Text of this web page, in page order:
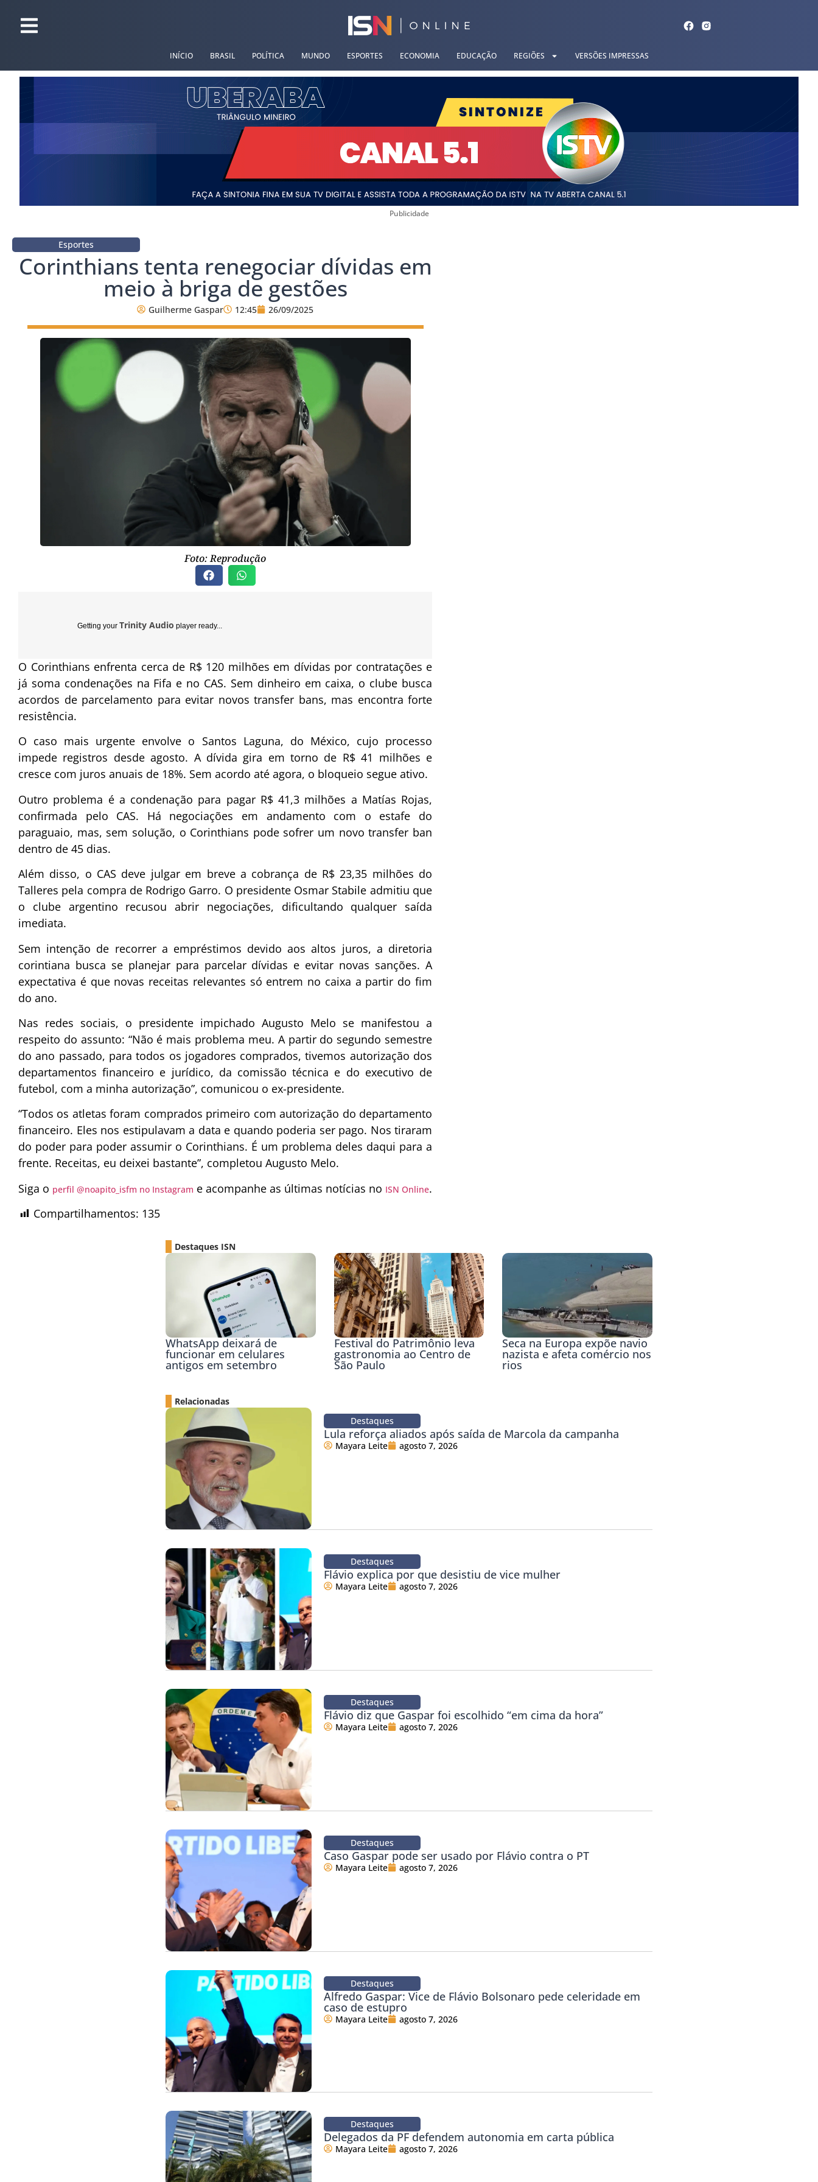
INÍCIO BRASIL POLÍTICA MUNDO ESPORTES ECONOMIA EDUCAÇÃO REGIÕES VERSÕES IMPRESSAS
Publicidade
Esportes
Corinthians tenta renegociar dívidas em
meio à briga de gestões
Guilherme Gaspar 12:45 26/09/2025
Foto: Reprodução
Getting your Trinity Audio player ready...
O Corinthians enfrenta cerca de R$ 120 milhões em dívidas por contratações e
já soma condenações na Fifa e no CAS. Sem dinheiro em caixa, o clube busca
acordos de parcelamento para evitar novos transfer bans, mas encontra forte
resistência.
O caso mais urgente envolve o Santos Laguna, do México, cujo processo
impede registros desde agosto. A dívida gira em torno de R$ 41 milhões e
cresce com juros anuais de 18%. Sem acordo até agora, o bloqueio segue ativo.
Outro problema é a condenação para pagar R$ 41,3 milhões a Matías Rojas,
confirmada pelo CAS. Há negociações em andamento com o estafe do
paraguaio, mas, sem solução, o Corinthians pode sofrer um novo transfer ban
dentro de 45 dias.
Além disso, o CAS deve julgar em breve a cobrança de R$ 23,35 milhões do
Talleres pela compra de Rodrigo Garro. O presidente Osmar Stabile admitiu que
o clube argentino recusou abrir negociações, dificultando qualquer saída
imediata.
Sem intenção de recorrer a empréstimos devido aos altos juros, a diretoria
corintiana busca se planejar para parcelar dívidas e evitar novas sanções. A
expectativa é que novas receitas relevantes só entrem no caixa a partir do fim
do ano.
Nas redes sociais, o presidente impichado Augusto Melo se manifestou a
respeito do assunto: “Não é mais problema meu. A partir do segundo semestre
do ano passado, para todos os jogadores comprados, tivemos autorização dos
departamentos financeiro e jurídico, da comissão técnica e do executivo de
futebol, com a minha autorização”, comunicou o ex-presidente.
“Todos os atletas foram comprados primeiro com autorização do departamento
financeiro. Eles nos estipulavam a data e quando poderia ser pago. Nos tiraram
do poder para poder assumir o Corinthians. É um problema deles daqui para a
frente. Receitas, eu deixei bastante”, completou Augusto Melo.
Siga o perfil @noapito_isfm no Instagram e acompanhe as últimas notícias no ISN Online.
Compartilhamentos: 135
Destaques ISN
WhatsApp deixará de
funcionar em celulares
antigos em setembro
Festival do Patrimônio leva
gastronomia ao Centro de
São Paulo
Seca na Europa expõe navio
nazista e afeta comércio nos
rios
Relacionadas
Destaques
Lula reforça aliados após saída de Marcola da campanha
Mayara Leite agosto 7, 2026
Destaques
Flávio explica por que desistiu de vice mulher
Mayara Leite agosto 7, 2026
Destaques
Flávio diz que Gaspar foi escolhido “em cima da hora”
Mayara Leite agosto 7, 2026
Destaques
Caso Gaspar pode ser usado por Flávio contra o PT
Mayara Leite agosto 7, 2026
Destaques
Alfredo Gaspar: Vice de Flávio Bolsonaro pede celeridade em
caso de estupro
Mayara Leite agosto 7, 2026
Destaques
Delegados da PF defendem autonomia em carta pública
Mayara Leite agosto 7, 2026